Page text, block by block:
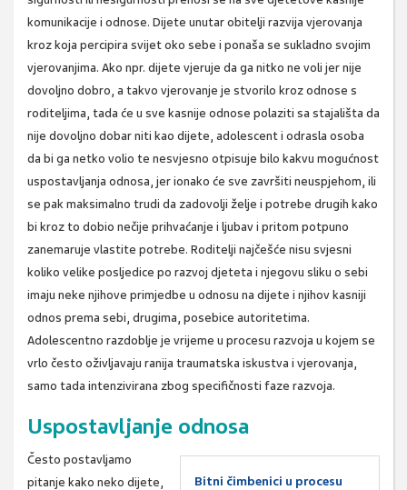
komunikacije i odnose. Dijete unutar obitelji razvija vjerovanja
kroz koja percipira svijet oko sebe i ponaša se sukladno svojim
vjerovanjima. Ako npr. dijete vjeruje da ga nitko ne voli jer nije
dovoljno dobro, a takvo vjerovanje je stvorilo kroz odnose s
roditeljima, tada će u sve kasnije odnose polaziti sa stajališta da
nije dovoljno dobar niti kao dijete, adolescent i odrasla osoba
da bi ga netko volio te nesvjesno otpisuje bilo kakvu mogućnost
uspostavljanja odnosa, jer ionako će sve završiti neuspjehom, ili
se pak maksimalno trudi da zadovolji želje i potrebe drugih kako
bi kroz to dobio nečije prihvaćanje i ljubav i pritom potpuno
zanemaruje vlastite potrebe. Roditelji najčešće nisu svjesni
koliko velike posljedice po razvoj djeteta i njegovu sliku o sebi
imaju neke njihove primjedbe u odnosu na dijete i njihov kasniji
odnos prema sebi, drugima, posebice autoritetima.
Adolescentno razdoblje je vrijeme u procesu razvoja u kojem se
vrlo često oživljavaju ranija traumatska iskustva i vjerovanja,
samo tada intenzivirana zbog specifičnosti faze razvoja.
Uspostavljanje odnosa
Bitni čimbenici u procesu
Često postavljamo
pitanje kako neko dijete,